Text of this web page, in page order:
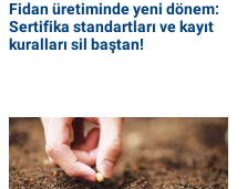
Fidan üretiminde yeni dönem:
Sertifika standartları ve kayıt
kuralları sil baştan!